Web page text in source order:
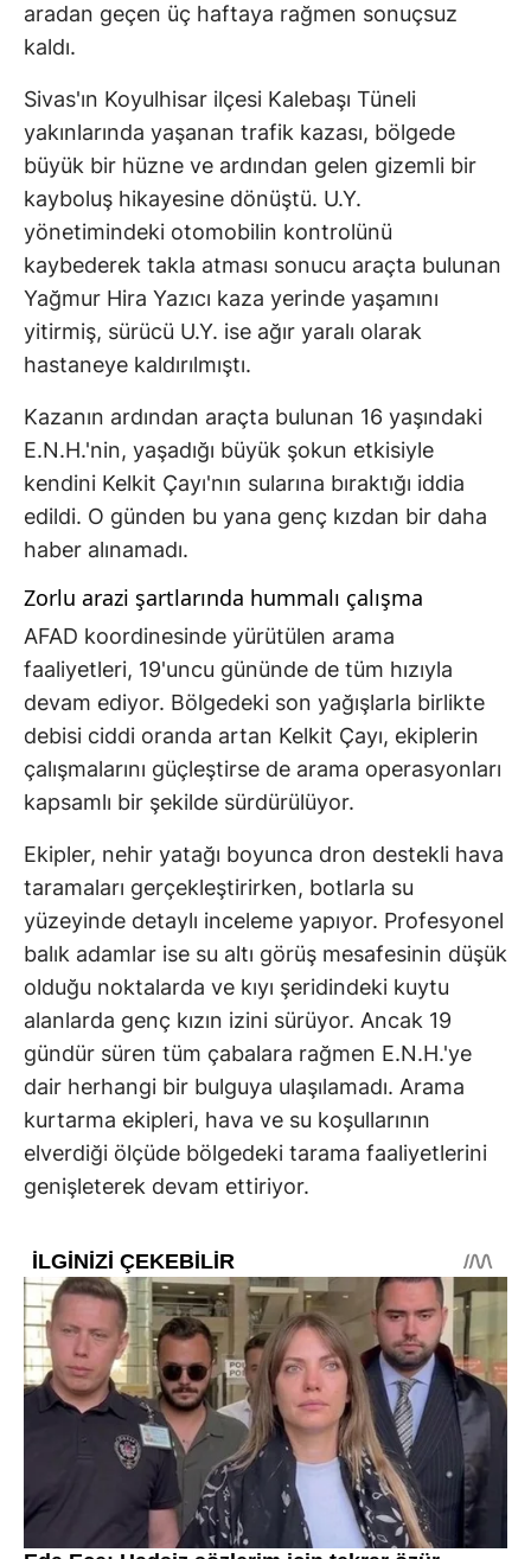
aradan geçen üç haftaya rağmen sonuçsuz
kaldı.
Sivas'ın Koyulhisar ilçesi Kalebaşı Tüneli
yakınlarında yaşanan trafik kazası, bölgede
büyük bir hüzne ve ardından gelen gizemli bir
kayboluş hikayesine dönüştü. U.Y.
yönetimindeki otomobilin kontrolünü
kaybederek takla atması sonucu araçta bulunan
Yağmur Hira Yazıcı kaza yerinde yaşamını
yitirmiş, sürücü U.Y. ise ağır yaralı olarak
hastaneye kaldırılmıştı.
Kazanın ardından araçta bulunan 16 yaşındaki
E.N.H.'nin, yaşadığı büyük şokun etkisiyle
kendini Kelkit Çayı'nın sularına bıraktığı iddia
edildi. O günden bu yana genç kızdan bir daha
haber alınamadı.
Zorlu arazi şartlarında hummalı çalışma
AFAD koordinesinde yürütülen arama
faaliyetleri, 19'uncu gününde de tüm hızıyla
devam ediyor. Bölgedeki son yağışlarla birlikte
debisi ciddi oranda artan Kelkit Çayı, ekiplerin
çalışmalarını güçleştirse de arama operasyonları
kapsamlı bir şekilde sürdürülüyor.
Ekipler, nehir yatağı boyunca dron destekli hava
taramaları gerçekleştirirken, botlarla su
yüzeyinde detaylı inceleme yapıyor. Profesyonel
balık adamlar ise su altı görüş mesafesinin düşük
olduğu noktalarda ve kıyı şeridindeki kuytu
alanlarda genç kızın izini sürüyor. Ancak 19
gündür süren tüm çabalara rağmen E.N.H.'ye
dair herhangi bir bulguya ulaşılamadı. Arama
kurtarma ekipleri, hava ve su koşullarının
elverdiği ölçüde bölgedeki tarama faaliyetlerini
genişleterek devam ettiriyor.